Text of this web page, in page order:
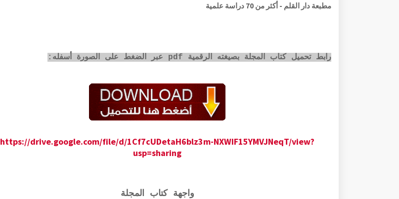
مطبعة دار القلم - أكثر من 70 دراسة علمية
رابط تحميل كتاب المجلة بصيغته الرقمية pdf عبر الضغط على الصورة أسفله:
https://drive.google.com/file/d/1Cf7cUDetaH6blz3m-NXWIF15YMVJNeqT/view?
usp=sharing
واجهة كتاب المجلة